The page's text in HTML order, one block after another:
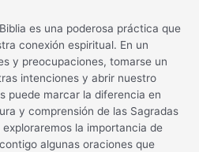
es una poderosa práctica que
conexión espiritual. En un
y preocupaciones, tomarse un
intenciones y abrir nuestro
puede marcar la diferencia en
y comprensión de las Sagradas
la importancia de
algunas oraciones que